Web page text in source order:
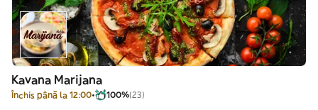
Kavana Marijana
Închis până la 12:00 100%(23)